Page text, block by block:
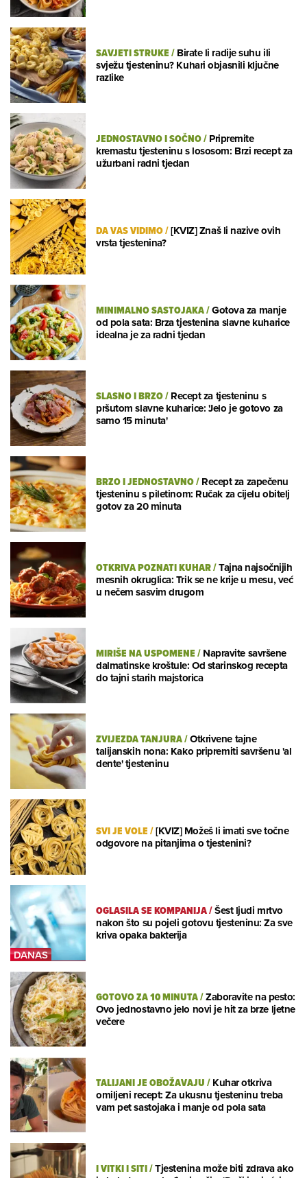
SAVJETI STRUKE/Birate li radije suhu ili
svježu tjesteninu? Kuhari objasnili ključne
razlike
JEDNOSTAVNO I SOČNO/Pripremite
kremastu tjesteninu s lososom: Brzi recept za
užurbani radni tjedan
DA VAS VIDIMO/[KVIZ] Znaš li nazive ovih
vrsta tjestenina?
MINIMALNO SASTOJAKA/Gotova za manje
od pola sata: Brza tjestenina slavne kuharice
idealna je za radni tjedan
SLASNO I BRZO/Recept za tjesteninu s
pršutom slavne kuharice: 'Jelo je gotovo za
samo 15 minuta'
BRZO I JEDNOSTAVNO/Recept za zapečenu
tjesteninu s piletinom: Ručak za cijelu obitelj
gotov za 20 minuta
OTKRIVA POZNATI KUHAR/Tajna najsočnijih
mesnih okruglica: Trik se ne krije u mesu, već
u nečem sasvim drugom
MIRIŠE NA USPOMENE/Napravite savršene
dalmatinske kroštule: Od starinskog recepta
do tajni starih majstorica
ZVIJEZDA TANJURA/Otkrivene tajne
talijanskih nona: Kako pripremiti savršenu 'al
dente' tjesteninu
SVI JE VOLE/[KVIZ] Možeš li imati sve točne
odgovore na pitanjima o tjestenini?
OGLASILA SE KOMPANIJA/Šest ljudi mrtvo
nakon što su pojeli gotovu tjesteninu: Za sve
kriva opaka bakterija
GOTOVO ZA 10 MINUTA/Zaboravite na pesto:
Ovo jednostavno jelo novi je hit za brze ljetne
večere
TALIJANI JE OBOŽAVAJU/Kuhar otkriva
omiljeni recept: Za ukusnu tjesteninu treba
vam pet sastojaka i manje od pola sata
I VITKI I SITI/Tjestenina može biti zdrava ako